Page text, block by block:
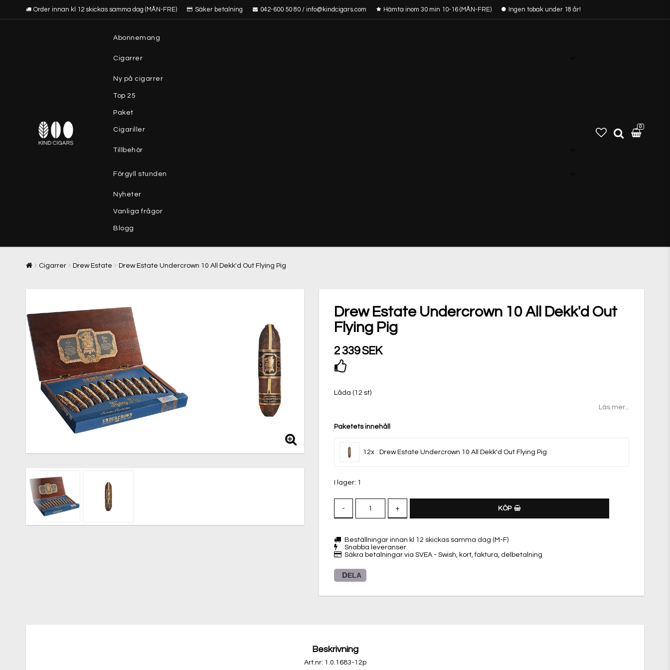
Order innan kl 12 skickas samma dag (MÅN-FRE) Säker betalning 042-600 50 80 / info@kindcigars.com Hämta inom 30 min 10-16 (MÅN-FRE) Ingen tobak under 18 år!
Abonnemang
Cigarrer
Ny på cigarrer
Top 25
Paket
Cigariller
Tillbehör
Förgyll stunden
Nyheter
Vanliga frågor
Blogg
0
Cigarrer Drew Estate Drew Estate Undercrown 10 All Dekk'd Out Flying Pig
Drew Estate Undercrown 10 All Dekk'd Out
Flying Pig
2 339 SEK
Låda (12 st)
Läs mer...
Paketets innehåll
12x Drew Estate Undercrown 10 All Dekk'd Out Flying Pig
I lager: 1
- + KÖP
Beställningar innan kl 12 skickas samma dag (M-F)
Snabba leveranser
Säkra betalningar via SVEA - Swish, kort, faktura, delbetalning
DELA
Beskrivning
Art.nr: 1.0.1683-12p